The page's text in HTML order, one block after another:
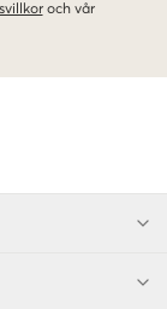
och vår